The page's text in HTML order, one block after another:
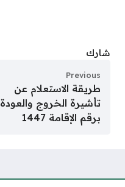
شارك
Previous
طريقة الاستعلام عن
تأشيرة الخروج والعودة
برقم الإقامة 1447